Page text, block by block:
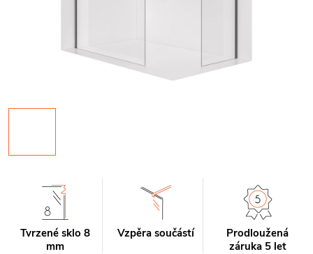
Tvrzené sklo 8
mm
Vzpěra součástí
Prodloužená
záruka 5 let